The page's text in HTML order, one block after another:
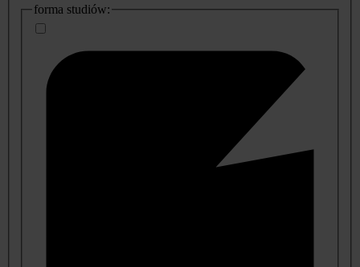
dodatkowe
informacje
forma studiów: